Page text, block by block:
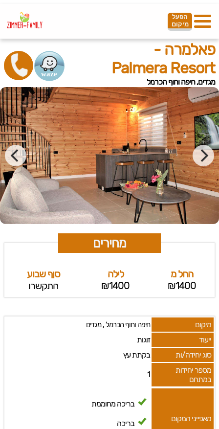
הפעל
מיקום
פאלמרה -
Palmera Resort
מגדים, חיפה וחוף הכרמל
מחירים
החל מ
₪1400
לילה
₪1400
סןף שבוע
התקשרו
מיקום חיפה וחוף הכרמל,מגדים
ייעוד
זוגות
סוג יחידה/ות
בקתת עץ
מספר יחידות
במתחם
1
מאפייני המקום
בריכה מחוממת
בריכה